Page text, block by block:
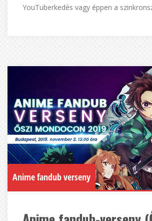
YouTuberkedés vagy éppen a
Anime fandub verseny